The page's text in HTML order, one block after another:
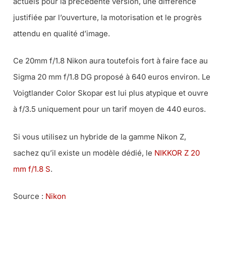
justifiée par l’ouverture, la motorisation et le progrès
attendu en qualité d’image.
Ce 20mm f/1.8 Nikon aura toutefois fort à faire face au
Sigma 20 mm f/1.8 DG proposé à 640 euros environ. Le
Voigtlander Color Skopar est lui plus atypique et ouvre
à f/3.5 uniquement pour un tarif moyen de 440 euros.
Si vous utilisez un hybride de la gamme Nikon Z,
sachez qu’il existe un modèle dédié, le NIKKOR Z 20
mm f/1.8 S.
Source : Nikon